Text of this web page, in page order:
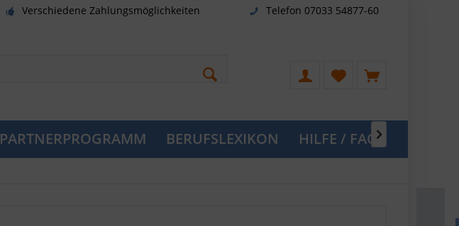
Verschiedene Zahlungsmöglichkeiten Telefon 07033 54877-60
PARTNERPROGRAMM BERUFSLEXIKON HILFE / FAQ